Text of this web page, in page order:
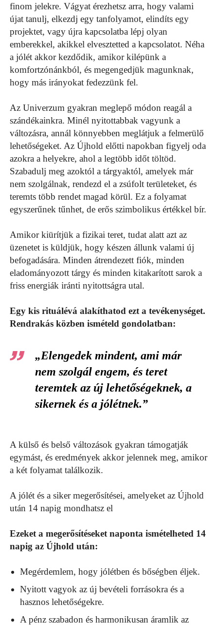
finom jelekre. Vágyat érezhetsz arra, hogy valami
újat tanulj, elkezdj egy tanfolyamot, elindíts egy
projektet, vagy újra kapcsolatba lépj olyan
emberekkel, akikkel elvesztetted a kapcsolatot. Néha
a jólét akkor kezdődik, amikor kilépünk a
komfortzónánkból, és megengedjük magunknak,
hogy más irányokat fedezzünk fel.
Az Univerzum gyakran meglepő módon reagál a
szándékainkra. Minél nyitottabbak vagyunk a
változásra, annál könnyebben meglátjuk a felmerülő
lehetőségeket. Az Újhold előtti napokban figyelj oda
azokra a helyekre, ahol a legtöbb időt töltöd.
Szabadulj meg azoktól a tárgyaktól, amelyek már
nem szolgálnak, rendezd el a zsúfolt területeket, és
teremts több rendet magad körül. Ez a folyamat
egyszerűnek tűnhet, de erős szimbolikus értékkel bír.
Amikor kiürítjük a fizikai teret, tudat alatt azt az
üzenetet is küldjük, hogy készen állunk valami új
befogadására. Minden átrendezett fiók, minden
eladományozott tárgy és minden kitakarított sarok a
friss energiák iránti nyitottságra utal.
Egy kis rituálévá alakíthatod ezt a tevékenységet.
Rendrakás közben ismételd gondolatban:
„Elengedek mindent, ami már
nem szolgál engem, és teret
teremtek az új lehetőségeknek, a
sikernek és a jólétnek.”
A külső és belső változások gyakran támogatják
egymást, és eredmények akkor jelennek meg, amikor
a két folyamat találkozik.
A jólét és a siker megerősítései, amelyeket az Újhold
után 14 napig mondhatsz el
Ezeket a megerősítéseket naponta ismételheted 14
napig az Újhold után:
Megérdemlem, hogy jólétben és bőségben éljek.
Nyitott vagyok az új bevételi forrásokra és a
hasznos lehetőségekre.
A pénz szabadon és harmonikusan áramlik az